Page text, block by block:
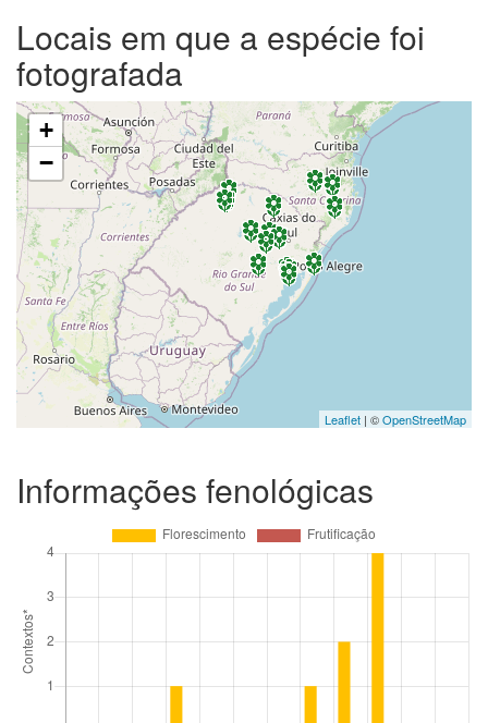
Locais em que a espécie foi
fotografada
+
−
Leaflet | ©OpenStreetMap
Informações fenológicas